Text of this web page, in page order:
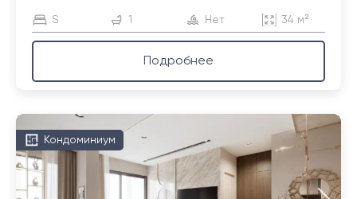
S 1 Нет 34 м²
Подробнее
Кондоминиум